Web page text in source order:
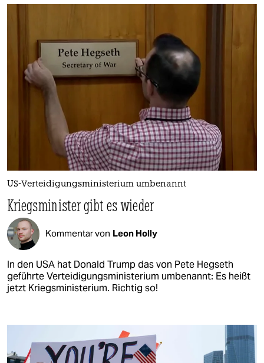
US-Verteidigungsministerium umbenannt
Kriegsminister gibt es wieder
Kommentar von Leon Holly
In den USA hat Donald Trump das von Pete Hegseth
geführte Verteidigungsministerium umbenannt: Es heißt
jetzt Kriegsministerium. Richtig so!